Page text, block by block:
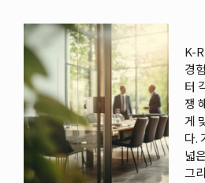
K-
경
터
쟁
게
다.
넓
그